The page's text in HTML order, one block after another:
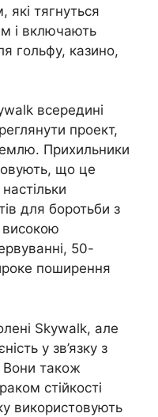
які тягнуться
і включають
гольфу, казино,
всередині
проект,
Прихильники
що це
для боротьби з
50-
поширення
Skywalk, але
у зв’язку з
Вони також
стійкості
використовують